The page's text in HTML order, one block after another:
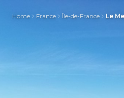
Home France Île-de-France Le